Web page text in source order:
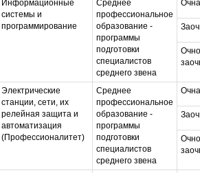
Информационные
системы и
программирование
Среднее
профессиональное
образование -
программы
подготовки
специалистов
среднего звена
Электрические
станции, сети, их
релейная защита и
автоматизация
(Профессионалитет)
Среднее
профессиональное
образование -
программы
подготовки
специалистов
среднего звена